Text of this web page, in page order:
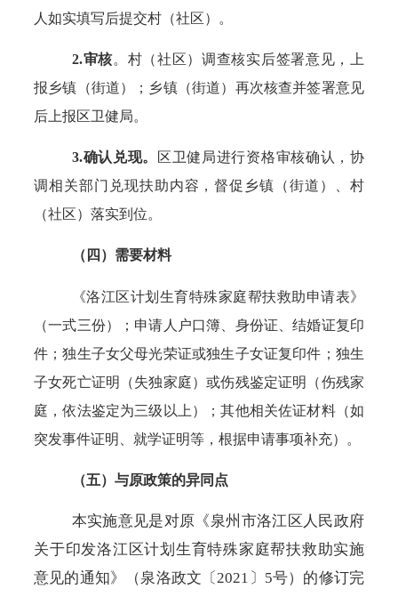
人如实填写后提交村（社区）。
2.审核。村（社区）调查核实后签署意见，上
报乡镇（街道）；乡镇（街道）再次核查并签署意见
后上报区卫健局。
3.确认兑现。
区卫健局进行资格审核确认，协
调相关部门兑现扶助内容，督促乡镇（街道）、村
（社区）落实到位。
（四）需要材料
《洛江区计划生育特殊家庭帮扶救助申请表》
（一式三份）；申请人户口簿、身份证、结婚证复印
件；独生子女父母光荣证或独生子女证复印件；独生
子女死亡证明（失独家庭）或伤残鉴定证明（伤残家
庭，依法鉴定为三级以上）；其他相关佐证材料（如
突发事件证明、就学证明等，根据申请事项补充）。
（五）与原政策的异同点
本实施意见是对原《泉州市洛江区人民政府
关于印发洛江区计划生育特殊家庭帮扶救助实施
意见的通知》（泉洛政文〔2021〕5号）的修订完